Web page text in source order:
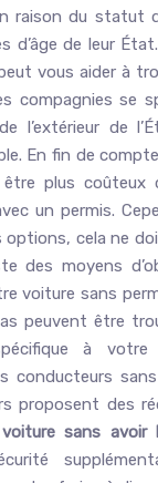
raison du statut
d’âge de leur
vous aider à
compagnies se
l’extérieur de
En fin de
plus coûteux
un permis.
cela ne
des moyens
voiture sans
peuvent être
à
conducteurs
proposent des
sans avoir